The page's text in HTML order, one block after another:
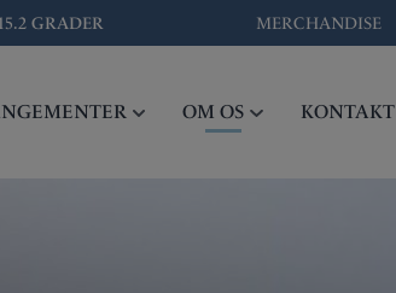
GRADER MERCHANDISE
OM OS KONTAKT